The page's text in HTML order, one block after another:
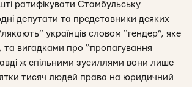
ратифікувати Стамбульську
депутати та представники деяких
українців словом “гендер”, яке
та вигадками про “пропагування
ж спільними зусиллями вони лише
тисяч людей права на юридичний